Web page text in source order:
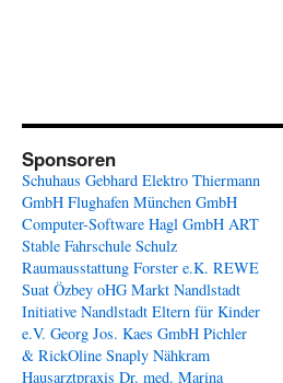
Sponsoren
Schuhaus Gebhard Elektro Thiermann
GmbH Flughafen München GmbH
Computer-Software Hagl GmbH ART
Stable Fahrschule Schulz
Raumausstattung Forster e.K. REWE
Suat Özbey oHG Markt Nandlstadt
Initiative Nandlstadt Eltern für Kinder
e.V. Georg Jos. Kaes GmbH Pichler
& RickOline Snaply Nähkram
Hausarztpraxis Dr. med. Marina